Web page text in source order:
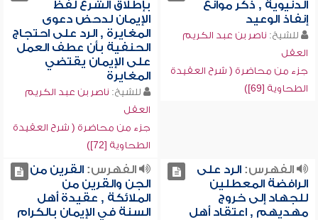
الدنيوية , ذكر موانع
إنفاذ الوعيد
للشيخ: ناصر بن عبد الكريم
العقل
جزء من محاضرة ( شرح العقيدة
الطحاوية [69])
بإطلاق الشرع لفظ
الإيمان لدحض دعوى
المغايرة , الرد على احتجاج
الحنفية بأن عطف العمل
على الإيمان يقتضي
المغايرة
للشيخ: ناصر بن عبد الكريم
العقل
جزء من محاضرة ( شرح العقيدة
الطحاوية [72])
الفهرس:الرد على
الرافضة المعطلين
للجهاد إلى خروج
مهديهم , اعتقاد أهل
الفهرس:القرين من
الجن والقرين من
الملائكة , عقيدة أهل
السنة في الإيمان بالكرام